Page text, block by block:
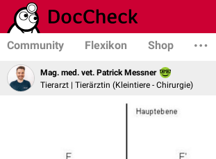
Community Flexikon Shop
Mag. med. vet. Patrick Messner
Tierarzt | Tierärztin (Kleintiere - Chirurgie)